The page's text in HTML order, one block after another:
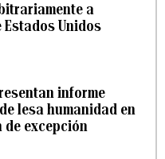
a
Unidos
informe
lesa humanidad en
de excepción